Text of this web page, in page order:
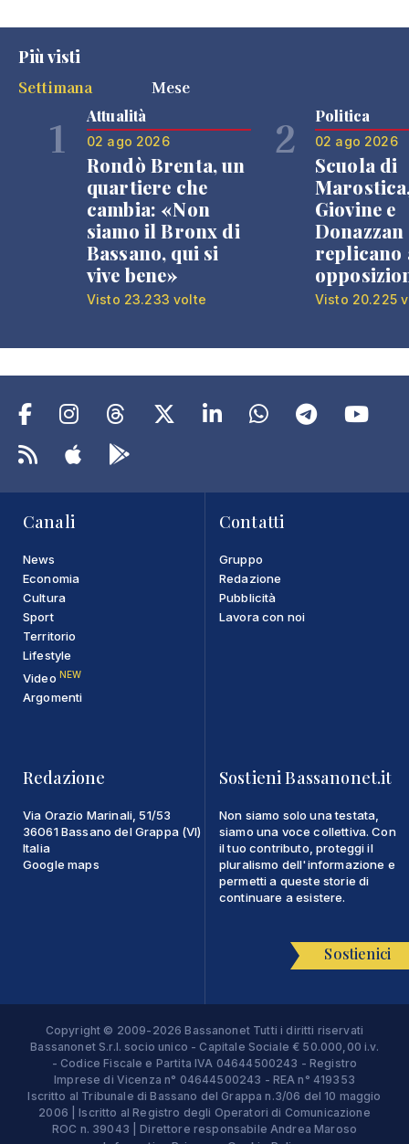
Più visti
Settimana
Mese
1 Attualità
02 ago 2026
Rondò Brenta, un
quartiere che
cambia: «Non
siamo il Bronx di
Bassano, qui si
vive bene»
Visto 23.233 volte
2 Politica
02 ago 2026
Scuola di
Giovine e
Donazzan
replicano
Visto 20.225
Canali
News
Economia
Cultura
Sport
Territorio
Lifestyle
Video NEW
Argomenti
Contatti
Gruppo
Redazione
Pubblicità
Lavora con noi
Redazione
Via Orazio Marinali, 51/53
36061 Bassano del Grappa (VI)
Italia
Google maps
Sostieni Bassanonet.it
Non siamo solo una testata,
siamo una voce collettiva. Con
il tuo contributo, proteggi il
pluralismo dell'informazione e
permetti a queste storie di
continuare a esistere.
Sostienici
Copyright © 2009-2026 Bassanonet Tutti i diritti riservati
Bassanonet S.r.l. socio unico - Capitale Sociale € 50.000,00 i.v.
- Codice Fiscale e Partita IVA 04644500243 - Registro
Imprese di Vicenza n° 04644500243 - REA n° 419353
Iscritto al Tribunale di Bassano del Grappa n.3/06 del 10 maggio
2006 | Iscritto al Registro degli Operatori di Comunicazione
ROC n. 39043 | Direttore responsabile Andrea Maroso